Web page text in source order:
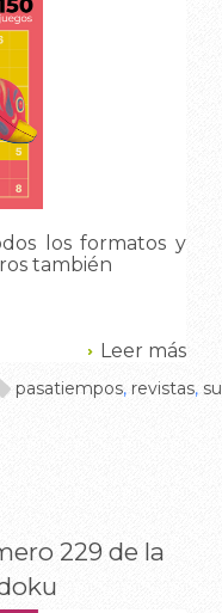
los formatos y
también
Leer más
pasatiempos, revistas,
229 de la